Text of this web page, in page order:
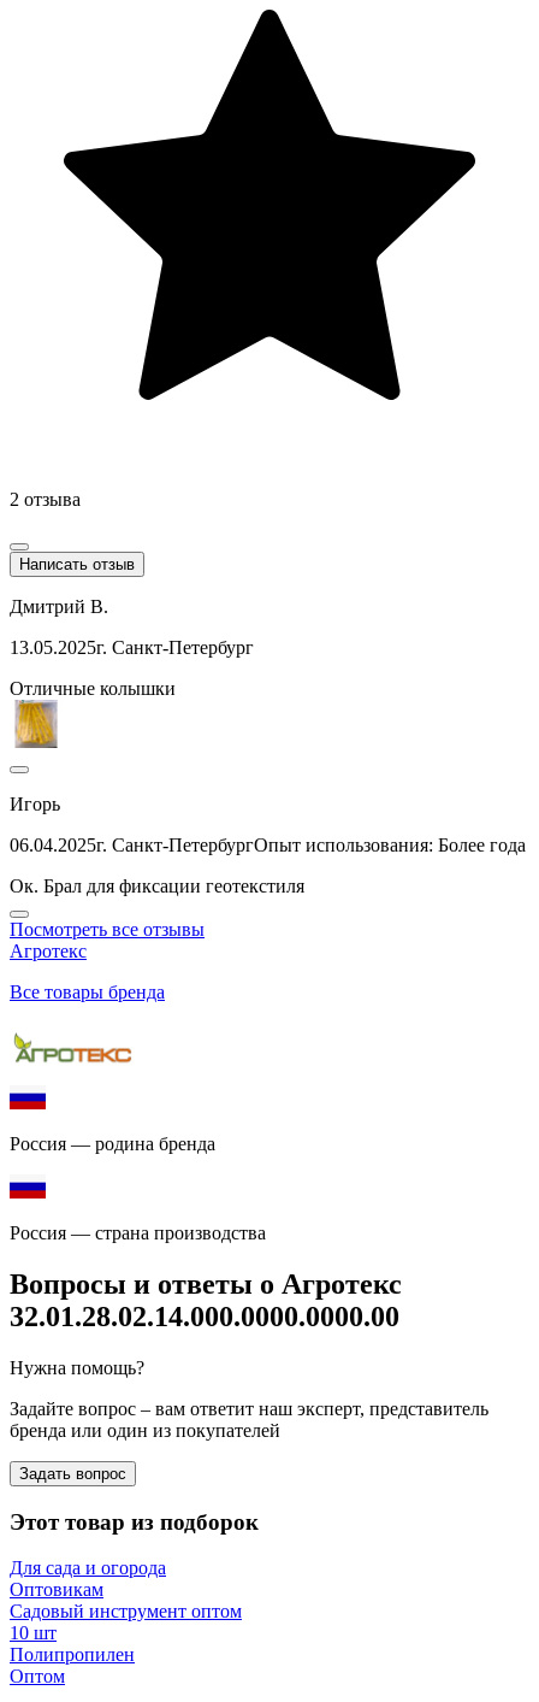
2 отзыва
Написать отзыв
Дмитрий В.
13.05.2025г. Санкт-Петербург
Отличные колышки
Игорь
06.04.2025г. Санкт-ПетербургОпыт использования: Более года
Ок. Брал для фиксации геотекстиля
Посмотреть все отзывы
Агротекс
Все товары бренда
Россия — родина бренда
Россия — страна производства
Вопросы и ответы о Агротекс
32.01.28.02.14.000.0000.0000.00
Нужна помощь?
Задайте вопрос – вам ответит наш эксперт, представитель
бренда или один из покупателей
Задать вопрос
Этот товар из подборок
Для сада и огорода
Оптовикам
Садовый инструмент оптом
10 шт
Полипропилен
Оптом